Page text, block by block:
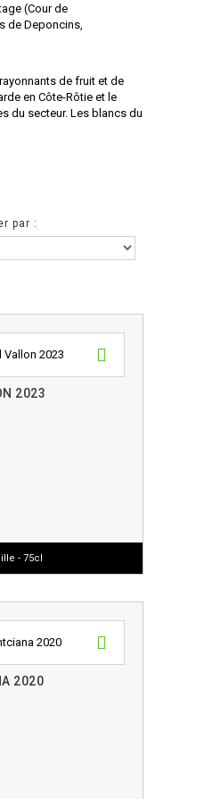
(Cour de
de Deponcins,
de fruit et de
en Côte-Rôtie et le
du secteur. Les blancs du
par :
2023
- 75cl
2020